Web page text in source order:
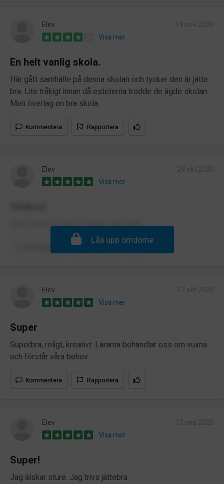
Elev
Visa mer
En helt vanlig skola.
Här gått samhälle på denna skolan och tycker den är jätte
bra. Lite tråkigt innan då esteterna trodde de ägde skolan.
Men överlag en bra skola
Kommentera Rapportera
Elev
Visa mer
Bra!! Älskar att vara i skolan varje dag!
Lås upp omdöme
Elev
Visa mer
Super
Superbra, roligt, kreativt. Lärarna behandlar oss om vuxna
och förstår våra behov
Kommentera Rapportera
Elev
Visa mer
Super!
Jag älskar sture. Jag trivs jättebra